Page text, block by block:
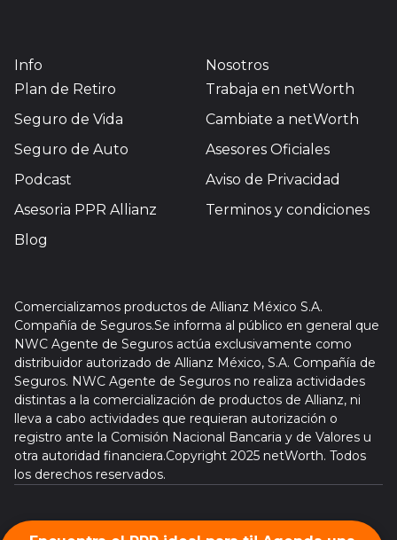
Info
Plan de Retiro
Seguro de Vida
Seguro de Auto
Podcast
Asesoria PPR Allianz
Blog
Nosotros
Trabaja en netWorth
Cambiate a netWorth
Asesores Oficiales
Aviso de Privacidad
Terminos y condiciones
Comercializamos productos de Allianz México S.A.
Compañía de Seguros.Se informa al público en general que
NWC Agente de Seguros actúa exclusivamente como
distribuidor autorizado de Allianz México, S.A. Compañía de
Seguros. NWC Agente de Seguros no realiza actividades
distintas a la comercialización de productos de Allianz, ni
lleva a cabo actividades que requieran autorización o
registro ante la Comisión Nacional Bancaria y de Valores u
otra autoridad financiera.Copyright 2025 netWorth. Todos
los derechos reservados.